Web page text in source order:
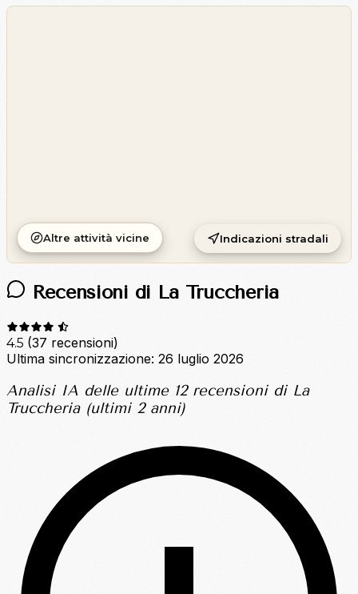
Altre attività vicine Indicazioni stradali
Recensioni di La Truccheria
4.5 (37 recensioni)
Ultima sincronizzazione: 26 luglio 2026
Analisi IA delle ultime 12 recensioni di La
Truccheria (ultimi 2 anni)